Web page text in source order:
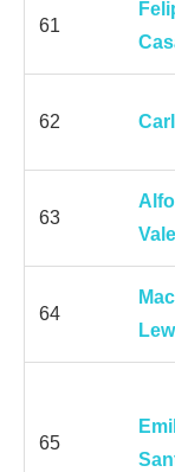
61
62
63
64
65